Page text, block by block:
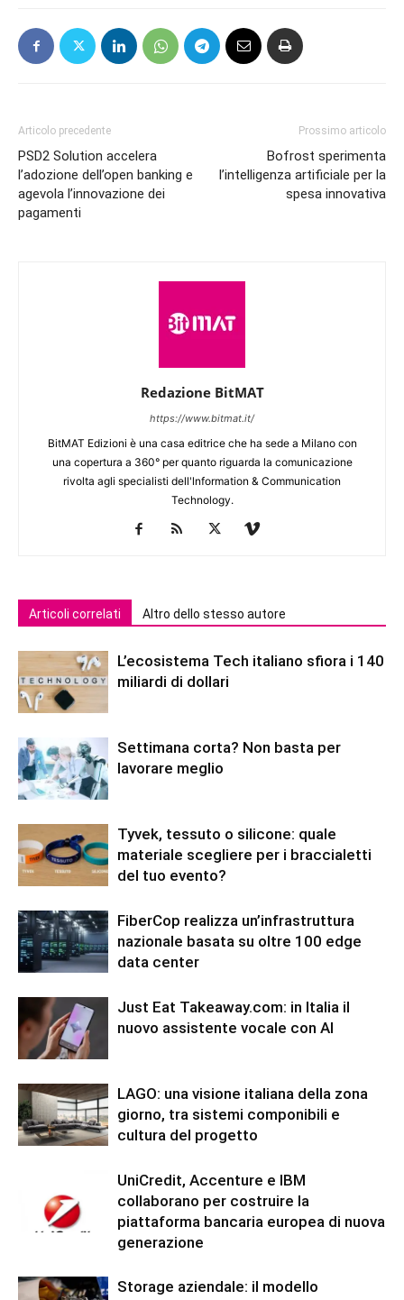
Articolo precedente
PSD2 Solution accelera
l’adozione dell’open banking e
agevola l’innovazione dei
pagamenti
Prossimo articolo
Bofrost sperimenta
l’intelligenza artificiale per la
spesa innovativa
Redazione BitMAT
https://www.bitmat.it/
BitMAT Edizioni è una casa editrice che ha sede a Milano con
una copertura a 360° per quanto riguarda la comunicazione
rivolta agli specialisti dell'lnformation & Communication
Technology.
Articoli correlati Altro dello stesso autore
L’ecosistema Tech italiano sfiora i 140
miliardi di dollari
Settimana corta? Non basta per
lavorare meglio
Tyvek, tessuto o silicone: quale
materiale scegliere per i braccialetti
del tuo evento?
FiberCop realizza un’infrastruttura
nazionale basata su oltre 100 edge
data center
Just Eat Takeaway.com: in Italia il
nuovo assistente vocale con AI
LAGO: una visione italiana della zona
giorno, tra sistemi componibili e
cultura del progetto
UniCredit, Accenture e IBM
collaborano per costruire la
piattaforma bancaria europea di nuova
generazione
Storage aziendale: il modello